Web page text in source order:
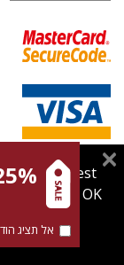
you the best
you're OK
policy
25% הנחה ברכישה
אל תציג